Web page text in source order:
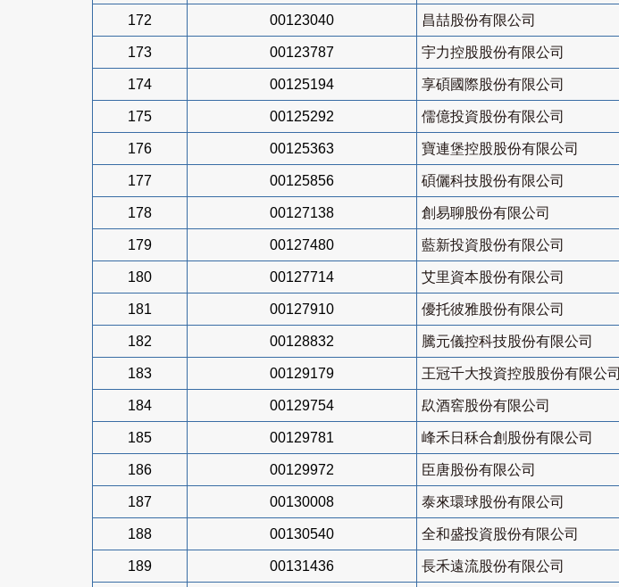
172 00123040 昌喆股份有限公司
173 00123787 宇力控股股份有限公司
174 00125194 享碩國際股份有限公司
175 00125292 儒億投資股份有限公司
176 00125363 寶連堡控股股份有限公司
177 00125856 碩儷科技股份有限公司
178 00127138 創易聊股份有限公司
179 00127480 藍新投資股份有限公司
180 00127714 艾里資本股份有限公司
181 00127910 優托彼雅股份有限公司
182 00128832 騰元儀控科技股份有限公司
183 00129179 王冠千大投資控股股份有限公司
184 00129754 镹酒窖股份有限公司
185 00129781 峰禾日秝合創股份有限公司
186 00129972 臣唐股份有限公司
187 00130008 泰來環球股份有限公司
188 00130540 全和盛投資股份有限公司
189 00131436 長禾遠流股份有限公司